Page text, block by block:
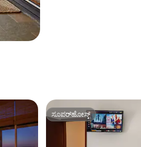
ಸೂಪರ್‌ಹೋಸ್ಟ್
ಸೂಪರ್‌ಹೋಸ್ಟ್